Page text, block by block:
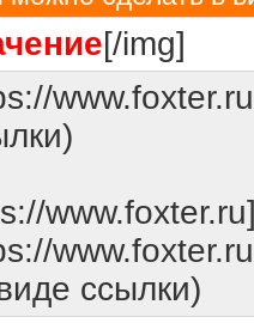
[/img]
ссылки)